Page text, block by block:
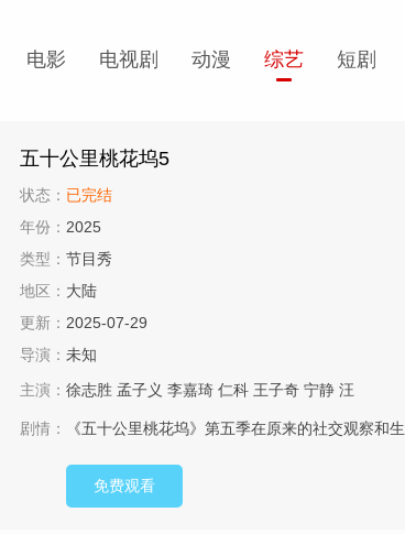
电影 电视剧 动漫 综艺 短剧
五十公里桃花坞5
状态： 已完结
年份： 2025
类型： 节目秀
地区： 大陆
更新： 2025-07-29
导演： 未知
主演： 徐志胜 孟子义 李嘉琦 仁科 王子奇 宁静 汪
剧情： 《五十公里桃花坞》第五季在原来的社交观察和
免费观看